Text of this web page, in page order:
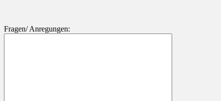
Fragen/ Anregungen: